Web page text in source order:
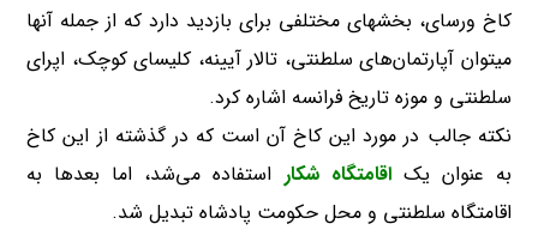
کاخ ورسای، بخشهای مختلفی برای بازدید دارد که از جمله آنها
میتوان آپارتمان‌های سلطنتی، تالار آیینه، کلیسای کوچک، اپرای
سلطنتی و موزه تاریخ فرانسه اشاره کرد.
نکته جالب در مورد این کاخ آن است که در گذشته از این کاخ
به عنوان یکاقامتگاه شکار استفاده می‌شد، اما بعدها به
اقامتگاه سلطنتی و محل حکومت پادشاه تبدیل شد.